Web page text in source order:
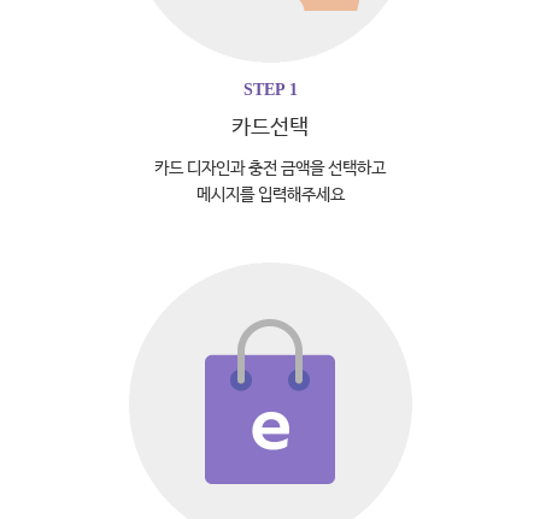
STEP 1
카드선택
카드 디자인과 충전 금액을 선택하고
메시지를 입력해주세요